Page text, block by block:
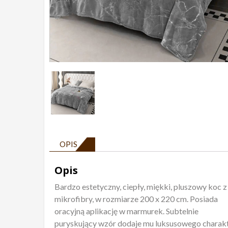
OPIS
Opis
Bardzo estetyczny, ciepły, miękki, pluszowy koc z
mikrofibry, w rozmiarze 200 x 220 cm. Posiada
oracyjną aplikację w marmurek. Subtelnie
puryskujący wzór dodaje mu luksusowego